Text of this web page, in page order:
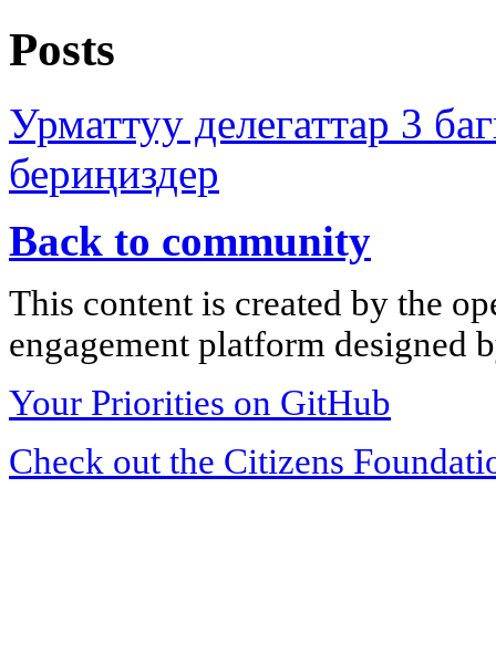
Posts
Урматтуу делегаттар 3
бериңиздер
Back to community
This content is created by the
engagement platform designed
Your Priorities on GitHub
Check out the Citizens